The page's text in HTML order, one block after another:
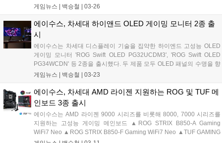
총괄 크리스 황(Kris Huang)의 인사말을 시작으로 ROG(Republic of
승리를 위한 강력하고 다양한 게이밍기어 제품들을 전시 및 공개했다....
게임뉴스 | 백승철 | 03-26
에이수스, 차세대 하이앤드 OLED 게이밍 모니터 2종 출
시
에이수스는 차세대 디스플레이 기술을 집약한 하이엔드 고성능 OLED
게이밍 모니터 'ROG Swift OLED PG32UCDM3', 'ROG Swift OLED
PG34WCDN' 등 2종을 출시했다. 두 제품 모두 OLED 패널의 수명을 향
상시키는 에이수스 OLED Care Pro가 적용돼 장시간 작업이나 게임 플
용자의 위치를 감지해 자리를 비울 경우 자동으로 화면을 블랙으로 전환
하여 번인을 예방하는 Neo Proximity Sensor가 탑재되어 패널의 수명을
연장한다....
게임뉴스 | 백승철 | 03-23
에이수스, 차세대 AMD 라이젠 지원하는 ROG 및 TUF 메
인보드 3종 출시
에이수스는 AMD 라이젠 9000 시리즈를 비롯해 8000, 7000 시리즈를
지원하는 고성능 게이밍 메인보드 ▲ROG STRIX B850-A Gaming
WiFi7 Neo ▲ROG STRIX B850-F Gaming WiFi7 Neo ▲TUF GAMING
X870-PRO WiFi7 W Neo 등 3종을 출시한다고 밝혔다. Neo 시리즈는